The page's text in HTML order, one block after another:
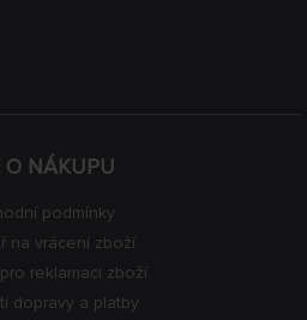
O NÁKUPU
podmínky
na vrácení zboží
reklamaci zboží
dopravy a platby